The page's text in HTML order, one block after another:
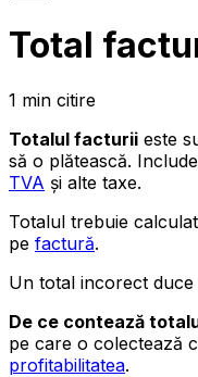
Total
1 min citire
Totalul facturii este
să o plătească.
TVA și alte taxe.
Totalul trebuie
pe factură.
Un total incorect
De ce contează
pe care o colectează
profitabilitatea.